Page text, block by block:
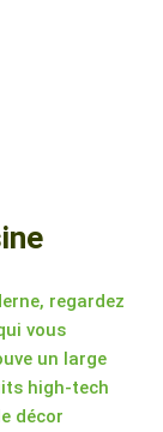
regardez
vous
un large
high-tech
décor